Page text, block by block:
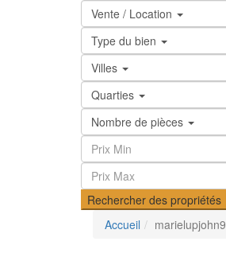
Vente / Location
Type du bien
Villes
Quarties
Nombre de pièces
Rechercher des propriétés
Accueil
marielupjohn9